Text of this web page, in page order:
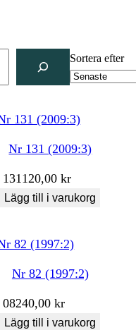
Sortera efter
Nr 131 (2009:3)
131 120,00kr
Lägg till i varukorg
Nr 82 (1997:2)
08240,00kr
Lägg till i varukorg